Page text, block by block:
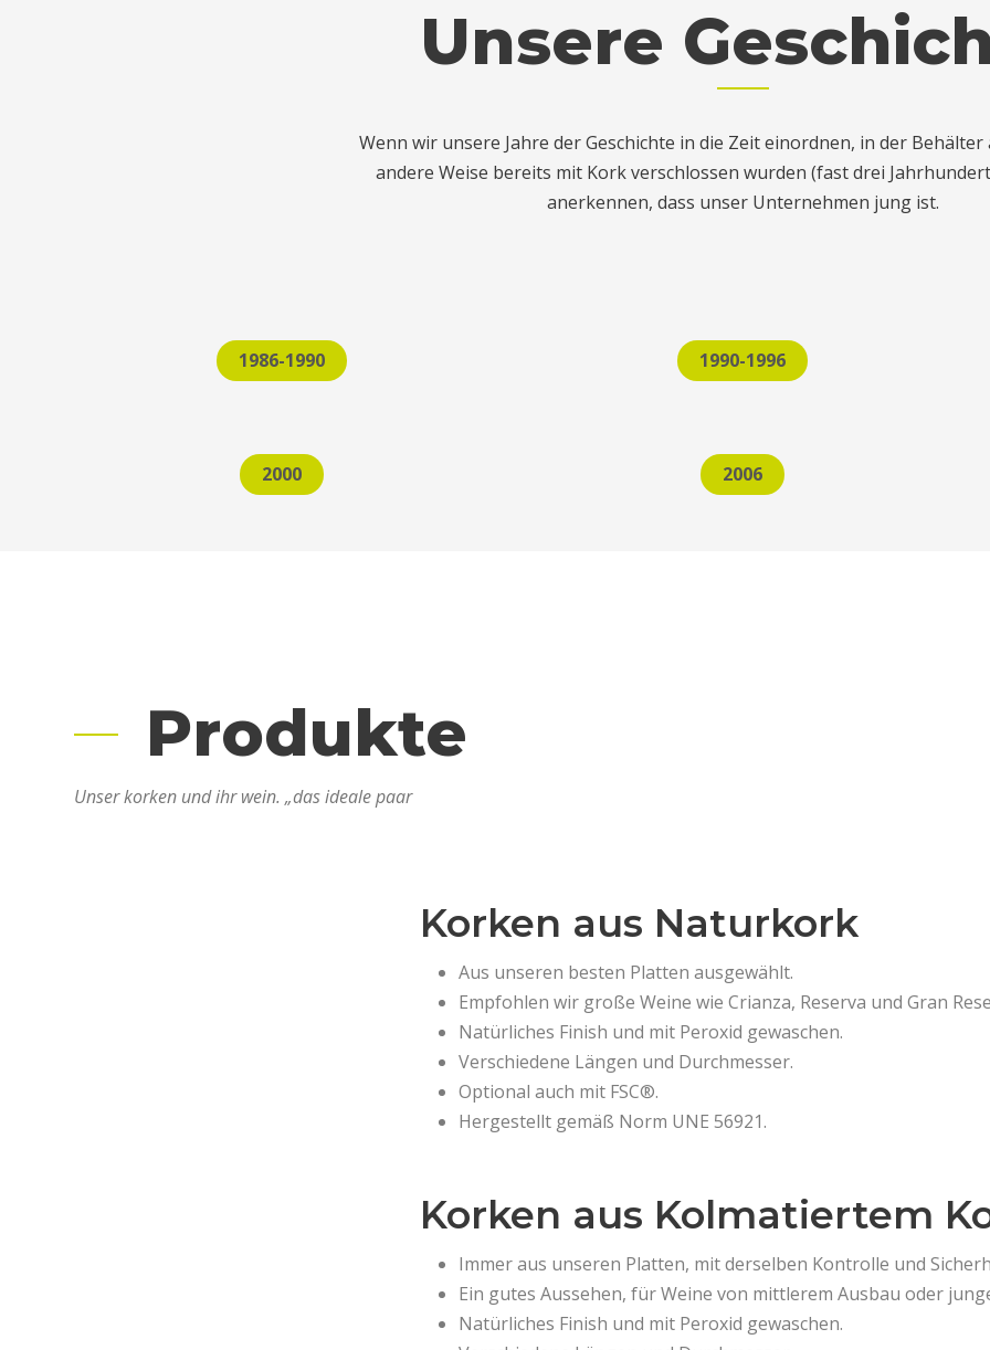
Unsere
Wenn wir unsere Jahre der Geschichte in die Zeit einordnen, in der
andere Weise bereits mit Kork verschlossen wurden (fast drei
anerkennen, dass unser Unternehmen jung ist.
1986-1990 1990-1996
2000 2006
Produkte
Unser korken und ihr wein. „das ideale paar
Korken aus Naturkork
Aus unseren besten Platten ausgewählt.
Empfohlen wir große Weine wie Crianza, Reserva und Gran
Natürliches Finish und mit Peroxid gewaschen.
Verschiedene Längen und Durchmesser.
Optional auch mit FSC®.
Hergestellt gemäß Norm UNE 56921.
Korken aus Kolmatiertem
Immer aus unseren Platten, mit derselben Kontrolle und
Ein gutes Aussehen, für Weine von mittlerem Ausbau oder
Natürliches Finish und mit Peroxid gewaschen.